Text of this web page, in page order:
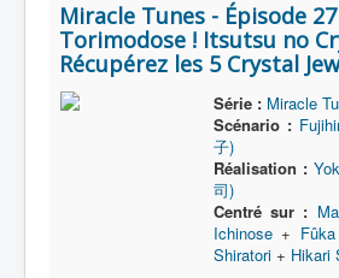
Miracle Tunes - Épisode
Torimodose ! Itsutsu no
Récupérez les 5 Crystal
Série : Miracle
Scénario :
子)
Réalisation :
司)
Centré sur :
Ichinose+
Shiratori+ Hikari